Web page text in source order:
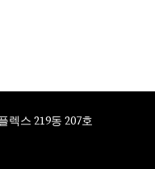
렉스 219동 207호